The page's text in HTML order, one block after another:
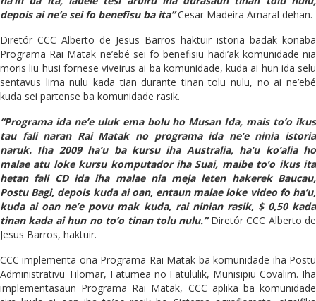
depois ai ne’e sei fo benefisu ba ita”Cesar Madeira Amaral dehan.
Diretór CCC Alberto de Jesus Barros haktuir istoria badak konaba
Programa Rai Matak ne’ebé sei fo benefisiu hadi’ak komunidade nia
moris liu husi fornese viveirus ai ba komunidade, kuda ai hun ida selu
sentavus lima nulu kada tian durante tinan tolu nulu, no ai ne’ebé
kuda sei partense ba komunidade rasik.
“Programa ida ne’e uluk ema bolu ho Musan Ida, mais to’o ikus
tau fali naran Rai Matak no programa ida ne’e ninia istoria
naruk. Iha 2009 ha’u ba kursu iha Australia, ha’u ko’alia ho
malae atu loke kursu komputador iha Suai, maibe to’o ikus ita
hetan fali CD ida iha malae nia meja leten hakerek Baucau,
Postu Bagi, depois kuda ai oan, entaun malae loke video fo ha’u,
kuda ai oan ne’e povu mak kuda, rai ninian rasik, $ 0,50 kada
tinan kada ai hun no to’o tinan tolu nulu.”Diretór CCC Alberto de
Jesus Barros, haktuir.
CCC implementa ona Programa Rai Matak ba komunidade iha Postu
Administrativu Tilomar, Fatumea no Fatululik, Munisipiu Covalim. Iha
implementasaun Programa Rai Matak, CCC aplika ba komunidade